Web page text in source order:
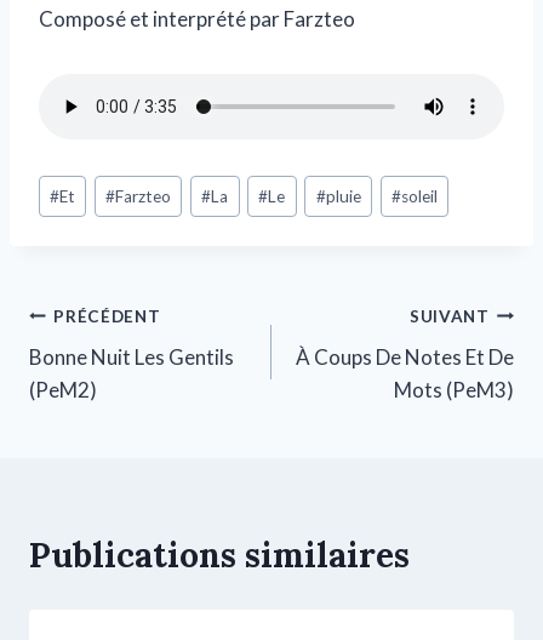
Composé et interprété par Farzteo
#Et #Farzteo #La #Le #pluie #soleil
PRÉCÉDENT
Bonne Nuit Les Gentils
(PeM2)
SUIVANT
À Coups De Notes Et De
Mots (PeM3)
Publications similaires